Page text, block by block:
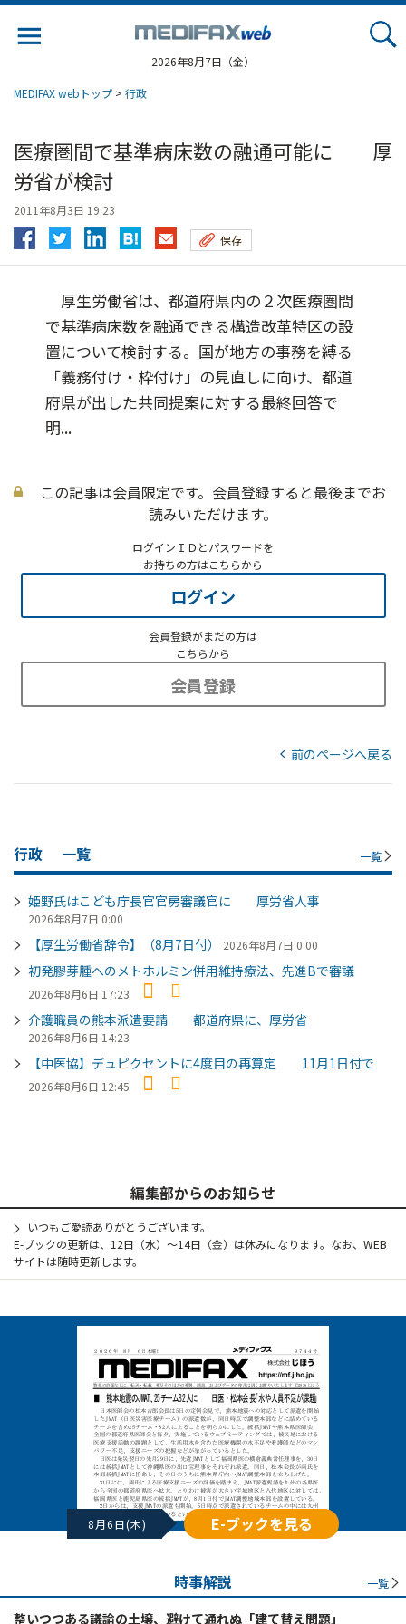
2026年8月7日（金）
MEDIFAX webトップ > 行政
医療圏間で基準病床数の融通可能に 厚
労省が検討
2011年8月3日 19:23
保存
厚生労働省は、都道府県内の２次医療圏間
で基準病床数を融通できる構造改革特区の設
置について検討する。国が地方の事務を縛る
「義務付け・枠付け」の見直しに向け、都道
府県が出した共同提案に対する最終回答で
明...
この記事は会員限定です。会員登録すると最後までお
読みいただけます。
ログインＩＤとパスワードを
お持ちの方はこちらから
ログイン
会員登録がまだの方は
こちらから
会員登録
前のページへ戻る
行政 一覧 一覧
姫野氏はこども庁長官官房審議官に 厚労省人事
2026年8月7日 0:00
【厚生労働省辞令】（8月7日付） 2026年8月7日 0:00
初発膠芽腫へのメトホルミン併用維持療法、先進Bで審議
2026年8月6日 17:23
介護職員の熊本派遣要請 都道府県に、厚労省
2026年8月6日 14:23
【中医協】デュピクセントに4度目の再算定 11月1日付で
2026年8月6日 12:45
編集部からのお知らせ
いつもご愛読ありがとうございます。
E-ブックの更新は、12日（水）～14日（金）は休みになります。なお、WEB
サイトは随時更新します。
8月6日(木) E-ブックを見る
時事解説 一覧
整いつつある議論の土壌、避けて通れぬ「建て替え問題」